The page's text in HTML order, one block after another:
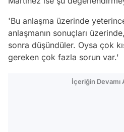
'Bu anlaşma üzerinde
anlaşmanın sonuçları
sonra düşündüler. Oysa çok
gereken çok fazla sorun var.'
İçeriğin Devamı